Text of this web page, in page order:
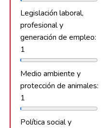
Legislación laboral,
profesional y
generación de empleo:
1
Medio ambiente y
protección de animales:
1
Política social y